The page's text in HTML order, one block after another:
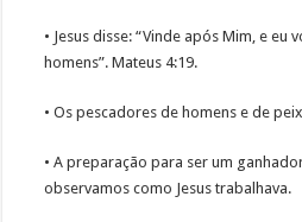
• Jesus disse: “Vinde após Mim, e eu
homens”. Mateus 4:19.
• Os pescadores de homens e de
• A preparação para ser um
observamos como Jesus trabalhava.